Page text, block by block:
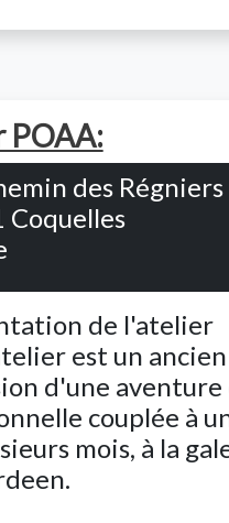
des Régniers
Coquelles
de l'atelier
est un
d'une
couplée
mois, à la